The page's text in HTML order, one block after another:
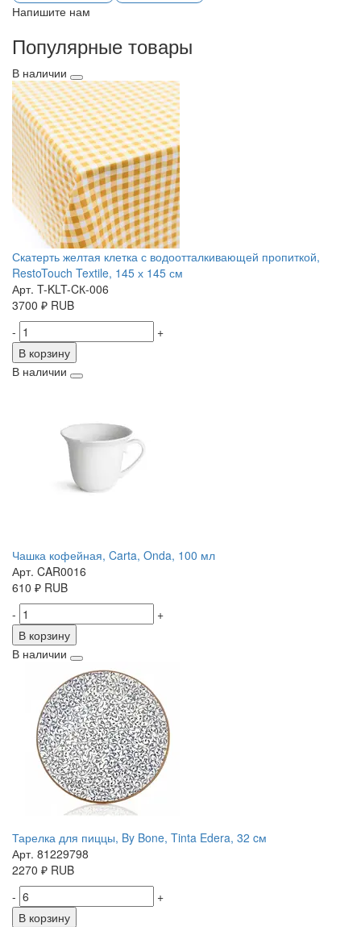
Напишите нам
Популярные товары
В наличии
Скатерть желтая клетка с водоотталкивающей пропиткой,
RestoTouch Textile, 145 х 145 см
Арт. T-KLT-CК-006
3700 ₽ RUB
-
+
В корзину
В наличии
Чашка кофейная, Carta, Onda, 100 мл
Арт. CAR0016
610 ₽ RUB
-
+
В корзину
В наличии
Тарелка для пиццы, By Bone, Tinta Edera, 32 cм
Арт. 81229798
2270 ₽ RUB
-
+
В корзину